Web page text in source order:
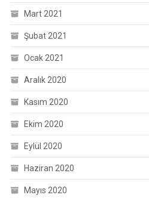
Mart 2021
Şubat 2021
Ocak 2021
Aralık 2020
Kasım 2020
Ekim 2020
Eylül 2020
Haziran 2020
Mayıs 2020